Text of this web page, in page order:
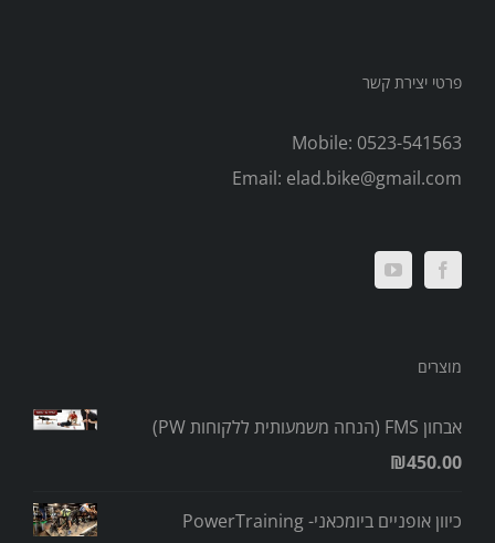
פרטי יצירת קשר
Mobile: 0523-541563
Email: elad.bike@gmail.com
מוצרים
אבחון FMS (הנחה משמעותית ללקוחות PW)
₪450.00
כיוון אופניים ביומכאני- PowerTraining